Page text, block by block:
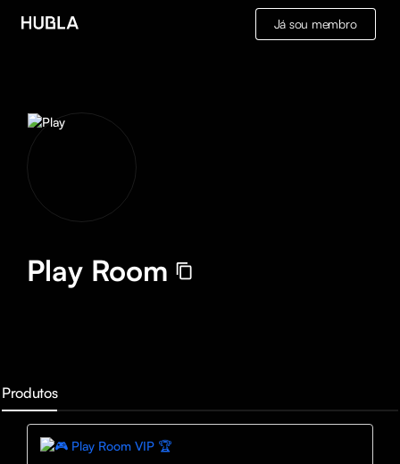
Já sou membro
Play Room
Produtos